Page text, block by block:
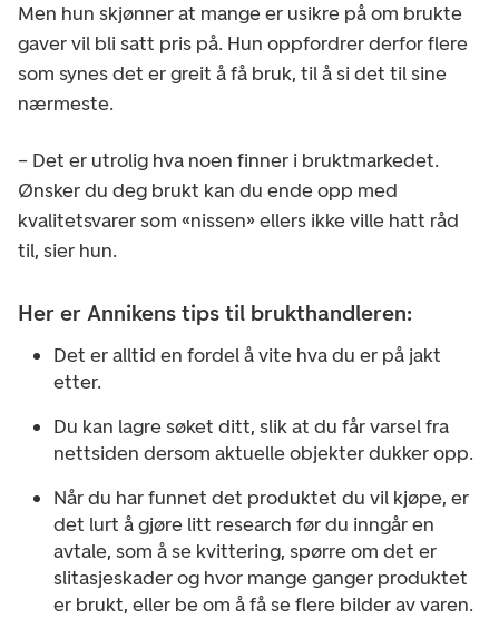
Men hun skjønner at mange er usikre på om brukte
gaver vil bli satt pris på. Hun oppfordrer derfor flere
som synes det er greit å få bruk, til å si det til sine
nærmeste.
– Det er utrolig hva noen finner i bruktmarkedet.
Ønsker du deg brukt kan du ende opp med
kvalitetsvarer som «nissen» ellers ikke ville hatt råd
til, sier hun.
Her er Annikens tips til brukthandleren:
Det er alltid en fordel å vite hva du er på jakt
etter.
Du kan lagre søket ditt, slik at du får varsel fra
nettsiden dersom aktuelle objekter dukker opp.
Når du har funnet det produktet du vil kjøpe, er
det lurt å gjøre litt research før du inngår en
avtale, som å se kvittering, spørre om det er
slitasjeskader og hvor mange ganger produktet
er brukt, eller be om å få se flere bilder av varen.